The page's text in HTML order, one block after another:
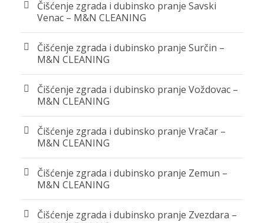
Čišćenje zgrada i dubinsko pranje Savski
Venac – M&N CLEANING
Čišćenje zgrada i dubinsko pranje Surčin –
M&N CLEANING
Čišćenje zgrada i dubinsko pranje Voždovac –
M&N CLEANING
Čišćenje zgrada i dubinsko pranje Vračar –
M&N CLEANING
Čišćenje zgrada i dubinsko pranje Zemun –
M&N CLEANING
Čišćenje zgrada i dubinsko pranje Zvezdara –